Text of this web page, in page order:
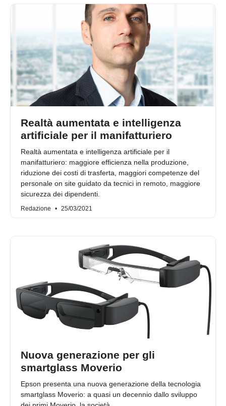
Realtà aumentata e intelligenza
artificiale per il manifatturiero
Realtà aumentata e intelligenza artificiale per il
manifatturiero: maggiore efficienza nella produzione,
riduzione dei costi di trasferta, maggiori competenze del
personale on site guidato da tecnici in remoto, maggiore
sicurezza dei dipendenti.
Redazione 25/03/2021
Nuova generazione per gli
smartglass Moverio
Epson presenta una nuova generazione della tecnologia
smartglass Moverio: a quasi un decennio dallo sviluppo